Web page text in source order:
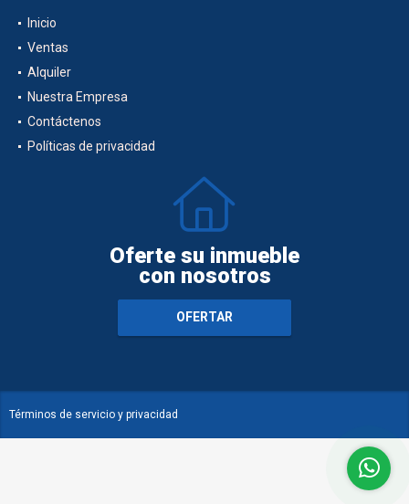
Inicio
Ventas
Alquiler
Nuestra Empresa
Contáctenos
Políticas de privacidad
Oferte su inmueble
con nosotros
OFERTAR
Términos de servicio y privacidad